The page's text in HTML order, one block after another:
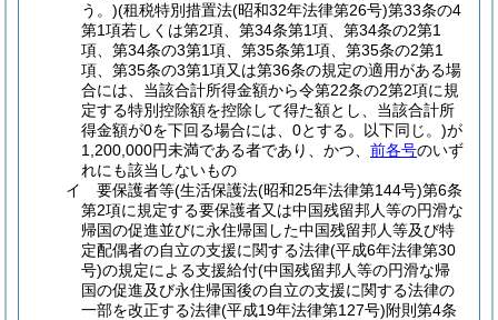
う。)(租税特別措置法(昭和32年法律第26号)第33条の4
第1項若しくは第2項、第34条第1項、第34条の2第1
項、第34条の3第1項、第35条第1項、第35条の2第1
項、第35条の3第1項又は第36条の規定の適用がある場
合には、当該合計所得金額から令第22条の2第2項に規
定する特別控除額を控除して得た額とし、当該合計所
得金額が0を下回る場合には、0とする。以下同じ。)が
1,200,000円未満である者であり、かつ、 前各号のいず
れにも該当しないもの
イ
要保護者等(生活保護法(昭和25年法律第144号)第6条
第2項に規定する要保護者又は中国残留邦人等の円滑な
帰国の促進並びに永住帰国した中国残留邦人等及び特
定配偶者の自立の支援に関する法律(平成6年法律第30
号)の規定による支援給付(中国残留邦人等の円滑な帰
国の促進及び永住帰国後の自立の支援に関する法律の
一部を改正する法律(平成19年法律第127号)附則第4条